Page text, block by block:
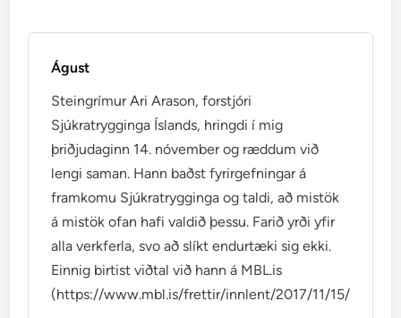
Águst
Steingrímur Ari Arason, forstjóri
Sjúkratrygginga Íslands, hringdi í mig
þriðjudaginn 14. nóvember og ræddum við
lengi saman. Hann baðst fyrirgefningar á
framkomu Sjúkratrygginga og taldi, að mistök
á mistök ofan hafi valdið þessu. Farið yrði yfir
alla verkferla, svo að slíkt endurtæki sig ekki.
Einnig birtist viðtal við hann á MBL.is
(https://www.mbl.is/frettir/innlent/2017/11/15/